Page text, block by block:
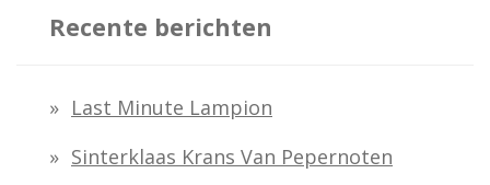
k
n
Recente berichten
Last Minute Lampion
Sinterklaas Krans Van Pepernoten